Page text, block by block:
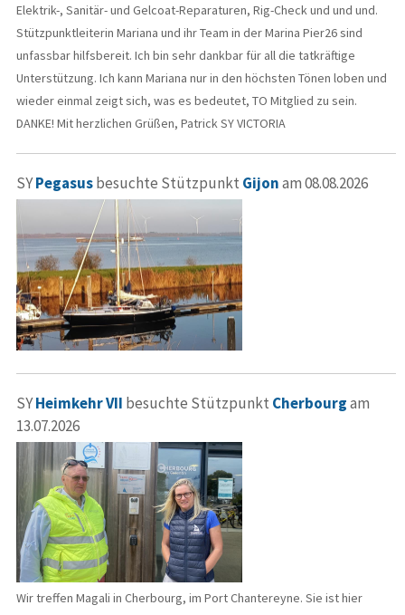
Elektrik-, Sanitär- und Gelcoat-Reparaturen, Rig-Check und und und.
Stützpunktleiterin Mariana und ihr Team in der Marina Pier26 sind
unfassbar hilfsbereit. Ich bin sehr dankbar für all die tatkräftige
Unterstützung. Ich kann Mariana nur in den höchsten Tönen loben und
wieder einmal zeigt sich, was es bedeutet, TO Mitglied zu sein.
DANKE! Mit herzlichen Grüßen, Patrick SY VICTORIA
SYPegasusbesuchte Stützpunkt Gijonam 08.08.2026
SYHeimkehr VII besuchte Stützpunkt Cherbourgam
13.07.2026
Wir treffen Magali in Cherbourg, im Port Chantereyne. Sie ist hier